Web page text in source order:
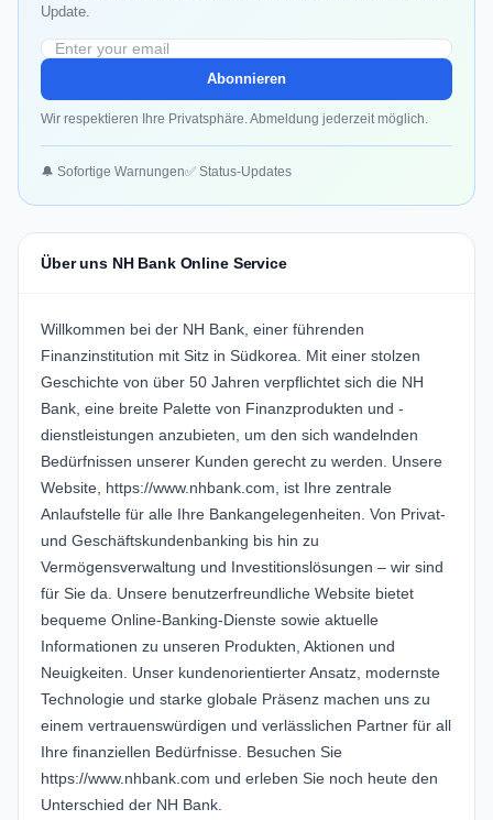
Update.
Abonnieren
Wir respektieren Ihre Privatsphäre. Abmeldung jederzeit möglich.
🔔 Sofortige Warnungen✅ Status-Updates
Über uns NH Bank Online Service
Willkommen bei der NH Bank, einer führenden
Finanzinstitution mit Sitz in Südkorea. Mit einer stolzen
Geschichte von über 50 Jahren verpflichtet sich die NH
Bank, eine breite Palette von Finanzprodukten und -
dienstleistungen anzubieten, um den sich wandelnden
Bedürfnissen unserer Kunden gerecht zu werden. Unsere
Website, https://www.nhbank.com, ist Ihre zentrale
Anlaufstelle für alle Ihre Bankangelegenheiten. Von Privat-
und Geschäftskundenbanking bis hin zu
Vermögensverwaltung und Investitionslösungen – wir sind
für Sie da. Unsere benutzerfreundliche Website bietet
bequeme Online-Banking-Dienste sowie aktuelle
Informationen zu unseren Produkten, Aktionen und
Neuigkeiten. Unser kundenorientierter Ansatz, modernste
Technologie und starke globale Präsenz machen uns zu
einem vertrauenswürdigen und verlässlichen Partner für all
Ihre finanziellen Bedürfnisse. Besuchen Sie
https://www.nhbank.com und erleben Sie noch heute den
Unterschied der NH Bank.